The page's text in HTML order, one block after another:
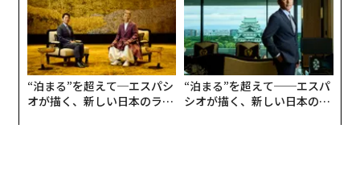
“泊まる”を超えて─エスパシ
オが描く、新しい日本のラグ
“泊まる”を超えて──エスパ
シオが描く、新しい日本のラ